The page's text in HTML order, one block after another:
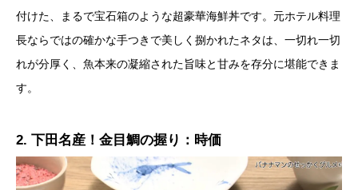
付けた、まるで宝石箱のような超豪華海鮮丼です。元ホテル料理
長ならではの確かな手つきで美しく捌かれたネタは、一切れ一切
れが分厚く、魚本来の凝縮された旨味と甘みを存分に堪能できま
す。
2. 下田名産！金目鯛の握り：時価